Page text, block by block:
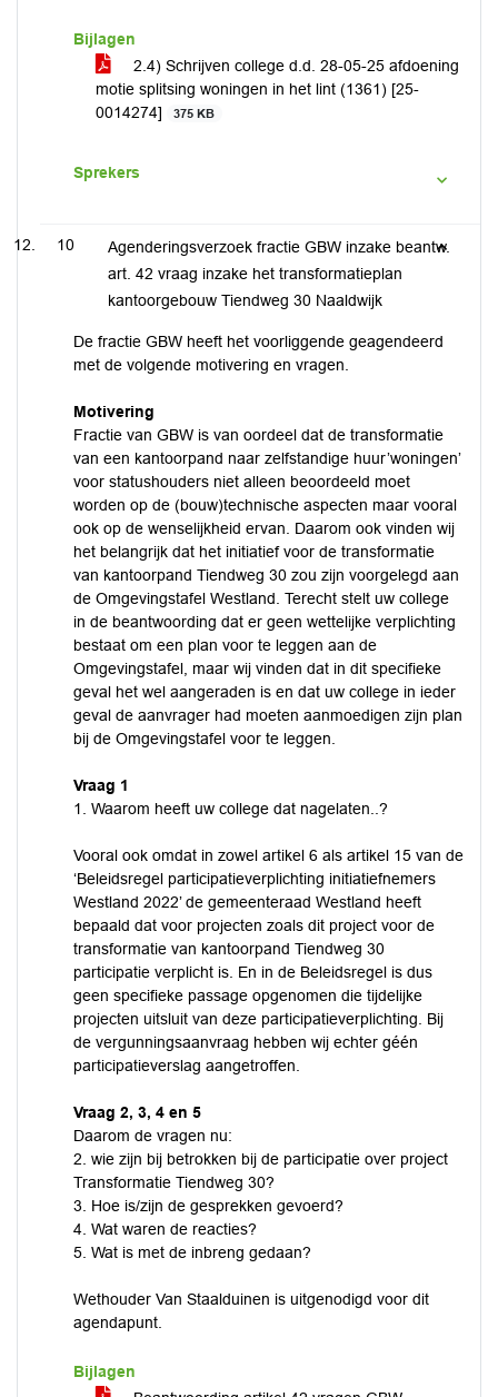
Bijlagen
2.4) Schrijven college d.d. 28-05-25 afdoening
motie splitsing woningen in het lint (1361) [25-
0014274]
375 KB
Sprekers
10
Agenderingsverzoek fractie GBW inzake beantw.
art. 42 vraag inzake het transformatieplan
kantoorgebouw Tiendweg 30 Naaldwijk
De fractie GBW heeft het voorliggende geagendeerd
met de volgende motivering en vragen.
Motivering
Fractie van GBW is van oordeel dat de transformatie
van een kantoorpand naar zelfstandige huur’woningen’
voor statushouders niet alleen beoordeeld moet
worden op de (bouw)technische aspecten maar vooral
ook op de wenselijkheid ervan. Daarom ook vinden wij
het belangrijk dat het initiatief voor de transformatie
van kantoorpand Tiendweg 30 zou zijn voorgelegd aan
de Omgevingstafel Westland. Terecht stelt uw college
in de beantwoording dat er geen wettelijke verplichting
bestaat om een plan voor te leggen aan de
Omgevingstafel, maar wij vinden dat in dit specifieke
geval het wel aangeraden is en dat uw college in ieder
geval de aanvrager had moeten aanmoedigen zijn plan
bij de Omgevingstafel voor te leggen.
Vraag 1
1. Waarom heeft uw college dat nagelaten..?
Vooral ook omdat in zowel artikel 6 als artikel 15 van de
‘Beleidsregel participatieverplichting initiatiefnemers
Westland 2022’ de gemeenteraad Westland heeft
bepaald dat voor projecten zoals dit project voor de
transformatie van kantoorpand Tiendweg 30
participatie verplicht is. En in de Beleidsregel is dus
geen specifieke passage opgenomen die tijdelijke
projecten uitsluit van deze participatieverplichting. Bij
de vergunningsaanvraag hebben wij echter géén
participatieverslag aangetroffen.
Vraag 2, 3, 4 en 5
Daarom de vragen nu:
2. wie zijn bij betrokken bij de participatie over project
Transformatie Tiendweg 30?
3. Hoe is/zijn de gesprekken gevoerd?
4. Wat waren de reacties?
5. Wat is met de inbreng gedaan?
Wethouder Van Staalduinen is uitgenodigd voor dit
agendapunt.
Bijlagen